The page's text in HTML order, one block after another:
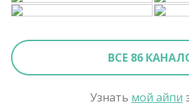
ВСЕ 86
Узнать мой айпи